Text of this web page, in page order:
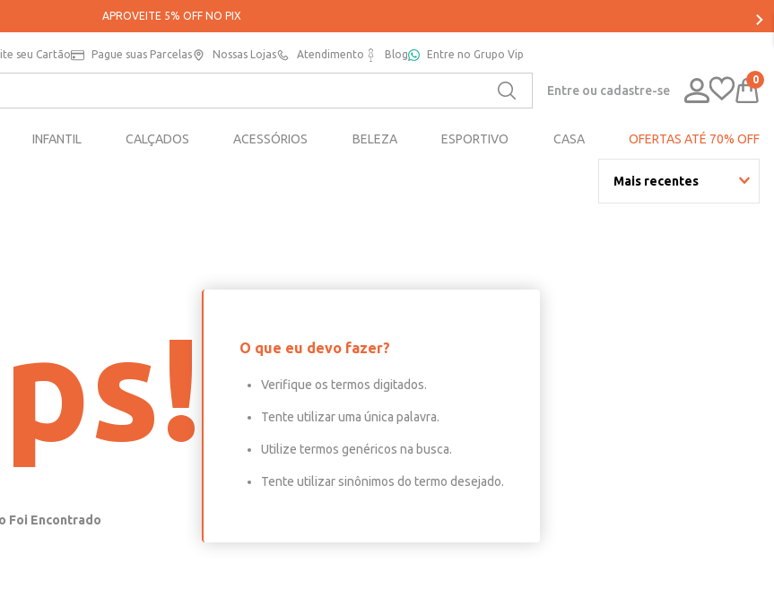
APROVEITE 5% OFF NO PIX
seu Cartão Pague suas Parcelas Nossas Lojas Atendimento Blog Entre no Grupo Vip
Entre ou cadastre-se
0
INFANTIL CALÇADOS ACESSÓRIOS BELEZA ESPORTIVO CASA OFERTAS ATÉ 70% OFF
Mais recentes
O que eu devo fazer?
Verifique os termos digitados.
Tente utilizar uma única palavra.
Utilize termos genéricos na busca.
Tente utilizar sinônimos do termo desejado.